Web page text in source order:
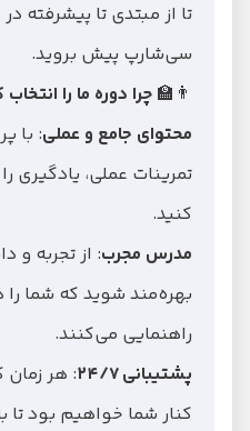
تا از مبتدی تا پیشرفته
سی‌شارپ پیش بروید.
👨‍🏫چرا دوره ما را
محتوای جامع و عملی: با
تمرینات عملی، یادگیری
کنید.
مدرس مجرب: از تجربه
بهره‌مند شوید که شما را
راهنمایی می‌کنند.
پشتیبانی ۲۴/۷
: هر زمان
کنار شما خواهیم بود